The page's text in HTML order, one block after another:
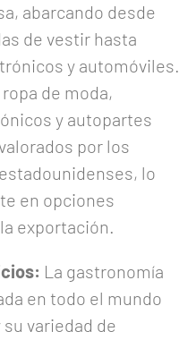
abarcando desde
de vestir hasta
y automóviles.
de moda,
y autopartes
por los
lo
en opciones
exportación.
La gastronomía
en todo el mundo
variedad de